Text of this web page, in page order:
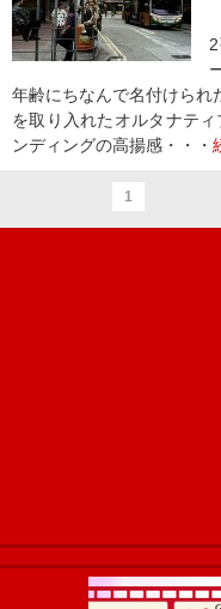
年齢にちなんで名付けられ
を取り入れたオルタナテ
ンディングの高揚感・・・
1